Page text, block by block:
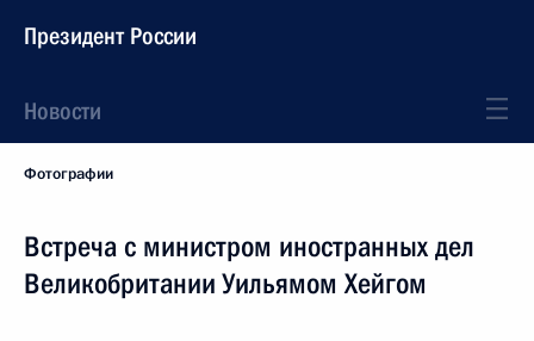
Президент России
Новости
Фотографии
Встреча с министром иностранных дел
Великобритании Уильямом Хейгом